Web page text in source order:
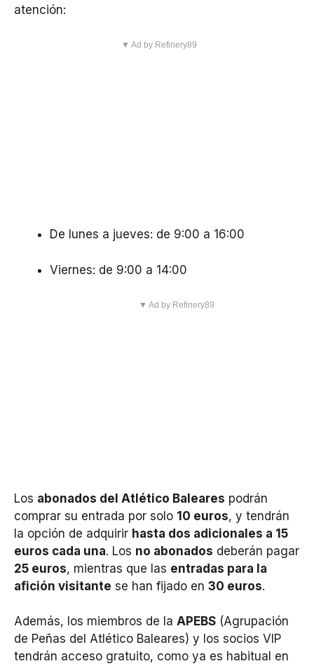
atención:
▼ Ad by Refinery89
De lunes a jueves: de 9:00 a 16:00
Viernes: de 9:00 a 14:00
▼ Ad by Refinery89
Los abonados del Atlético Baleares podrán
comprar su entrada por solo 10 euros, y tendrán
la opción de adquirir hasta dos adicionales a 15
euros cada una. Los no abonados deberán pagar
25 euros, mientras que las entradas para la
afición visitante se han fijado en 30 euros.
Además, los miembros de la APEBS (Agrupación
de Peñas del Atlético Baleares) y los socios VIP
tendrán acceso gratuito, como ya es habitual en